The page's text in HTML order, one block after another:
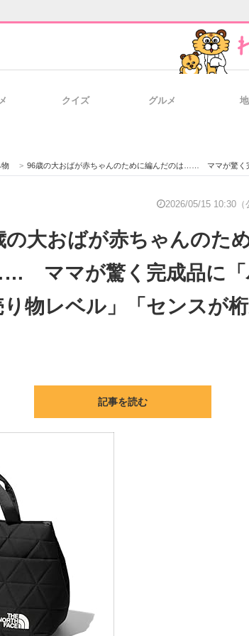
クイズ グルメ
物 > 96歳の大おばが赤ちゃんのために編んだのは…… ママが驚く完成品に「ハイブ
2026/05/15 10:30（
の大おばが赤ちゃんのた
ママが驚く完成品に「
物レベル」「センスが桁
記事を読む